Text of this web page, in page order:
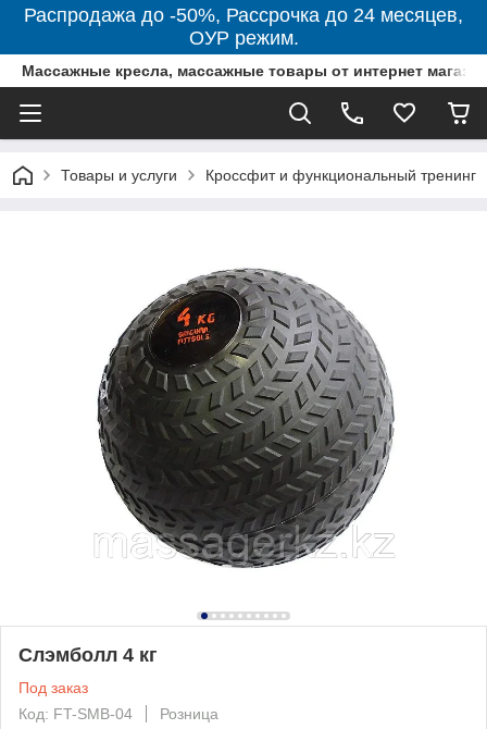
Распродажа до -50%, Рассрочка до 24 месяцев,
ОУР режим.
Массажные кресла, массажные товары от интернет
Товары и услуги Кроссфит и функциональный тренинг
Слэмболл 4 кг
Под заказ
Код: FT-SMB-04
Розница